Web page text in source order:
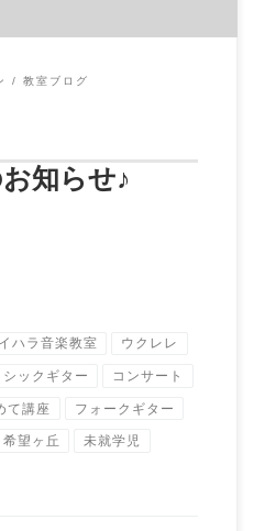
教室ブログ
知らせ♪
イハラ音楽教室 ウクレレ
シックギター コンサート
て講座 フォークギター
希望ヶ丘 未就学児